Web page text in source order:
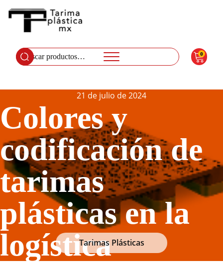
Buscar
por:
0
21 de julio de 2024
Colores y
codificación de
tarimas
plásticas en la
logísticaTarimas Plásticas